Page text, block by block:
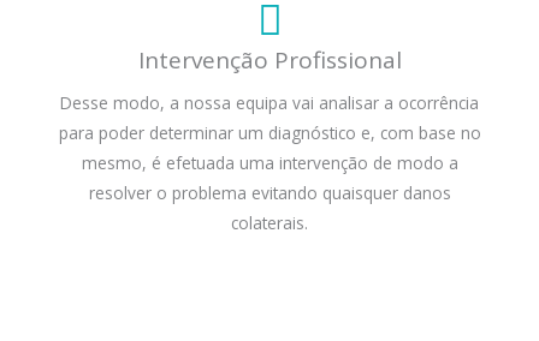
Intervenção Profissional
Desse modo, a nossa equipa vai analisar a ocorrência
para poder determinar um diagnóstico e, com base no
mesmo, é efetuada uma intervenção de modo a
resolver o problema evitando quaisquer danos
colaterais.